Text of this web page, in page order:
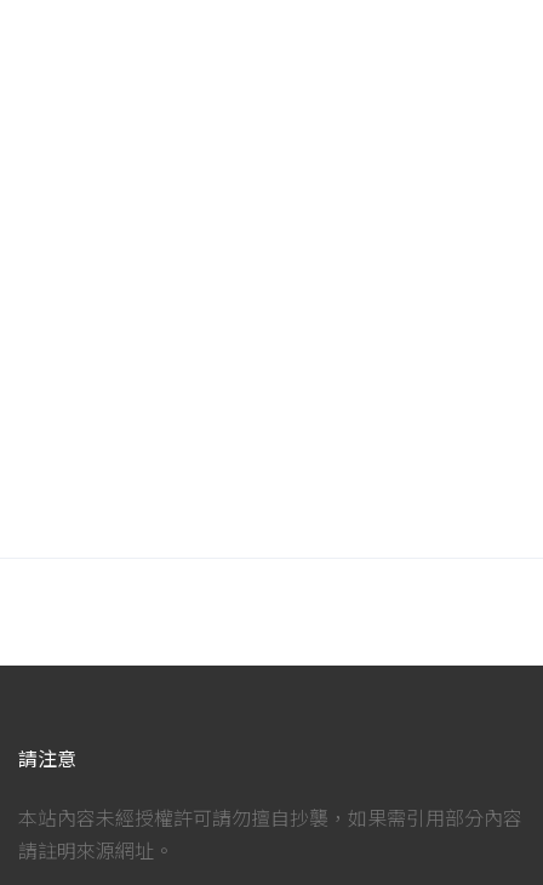
請注意
本站內容未經授權許可請勿擅自抄襲，如果需引用部分內容
請註明來源網址。